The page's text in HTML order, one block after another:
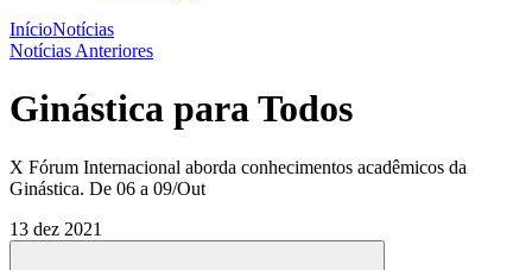
InícioNotícias
Notícias Anteriores
Ginástica para Todos
X Fórum Internacional aborda conhecimentos acadêmicos da
Ginástica. De 06 a 09/Out
13 dez 2021